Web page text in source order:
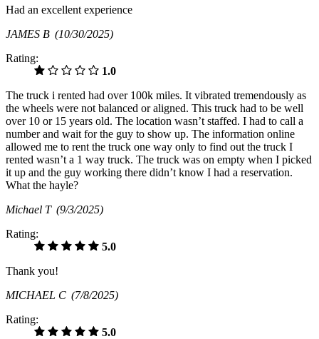
Had an excellent experience
JAMES B (10/30/2025)
Rating:
1.0
The truck i rented had over 100k miles. It vibrated tremendously as
the wheels were not balanced or aligned. This truck had to be well
over 10 or 15 years old. The location wasn’t staffed. I had to call a
number and wait for the guy to show up. The information online
allowed me to rent the truck one way only to find out the truck I
rented wasn’t a 1 way truck. The truck was on empty when I picked
it up and the guy working there didn’t know I had a reservation.
What the hayle?
Michael T (9/3/2025)
Rating:
5.0
Thank you!
MICHAEL C (7/8/2025)
Rating:
5.0